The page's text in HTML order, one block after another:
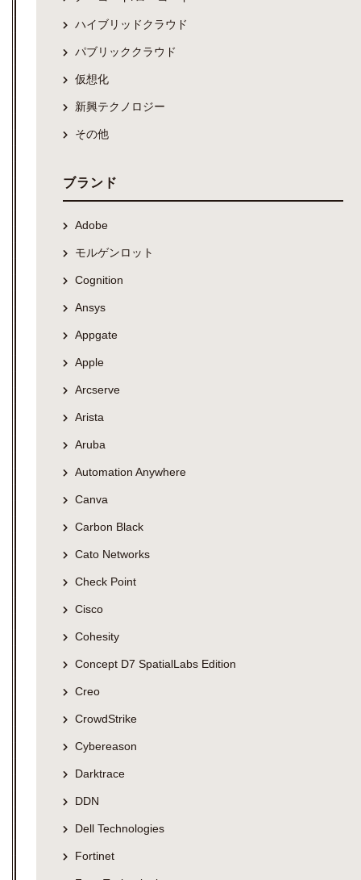
ハイブリッドクラウド
パブリッククラウド
仮想化
新興テクノロジー
その他
ブランド
Adobe
モルゲンロット
Cognition
Ansys
Appgate
Apple
Arcserve
Arista
Aruba
Automation Anywhere
Canva
Carbon Black
Cato Networks
Check Point
Cisco
Cohesity
Concept D7 SpatialLabs Edition
Creo
CrowdStrike
Cybereason
Darktrace
DDN
Dell Technologies
Fortinet